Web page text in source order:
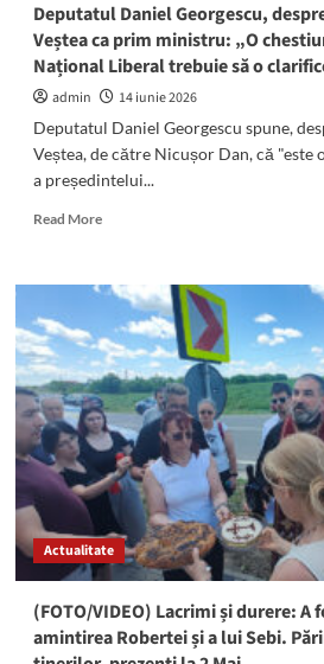
cerut
suspendarea
controlului
judiciar
Deputatul Daniel Georgescu,
Veștea ca prim ministru: „O
Național Liberal trebuie să o
admin
14 iunie 2026
Deputatul Daniel Georgescu spune,
Veștea, de către Nicușor Dan, că "este
a președintelui...
Read MoreRead
Deputatul
Daniel
Georgescu,
despre
numirea
lui
Adrian
Veștea
ca
prim
ministru:
„O
chestiune
Partidul
Național
Actualitate
(FOTO/VIDEO) Lacrimi și durere:
amintirea Robertei și a lui Sebi.